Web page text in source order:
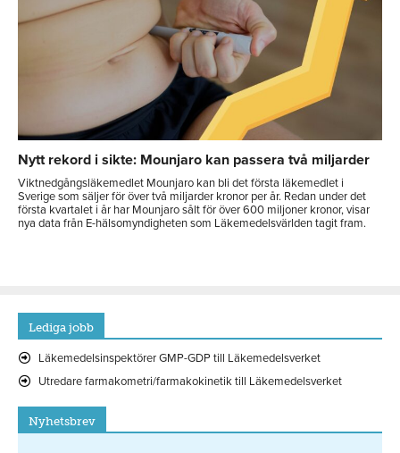
Nytt rekord i sikte: Mounjaro kan passera två miljarder
Viktnedgångsläkemedlet Mounjaro kan bli det första läkemedlet i
Sverige som säljer för över två miljarder kronor per år. Redan under det
första kvartalet i år har Mounjaro sålt för över 600 miljoner kronor, visar
nya data från E-hälsomyndigheten som Läkemedelsvärlden tagit fram.
Lediga jobb
Läkemedelsinspektörer GMP-GDP till Läkemedelsverket
Utredare farmakometri/farmakokinetik till Läkemedelsverket
Nyhetsbrev